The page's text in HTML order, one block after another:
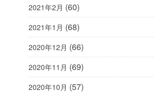
2021年2月 (60)
2021年1月 (68)
2020年12月 (66)
2020年11月 (69)
2020年10月 (57)